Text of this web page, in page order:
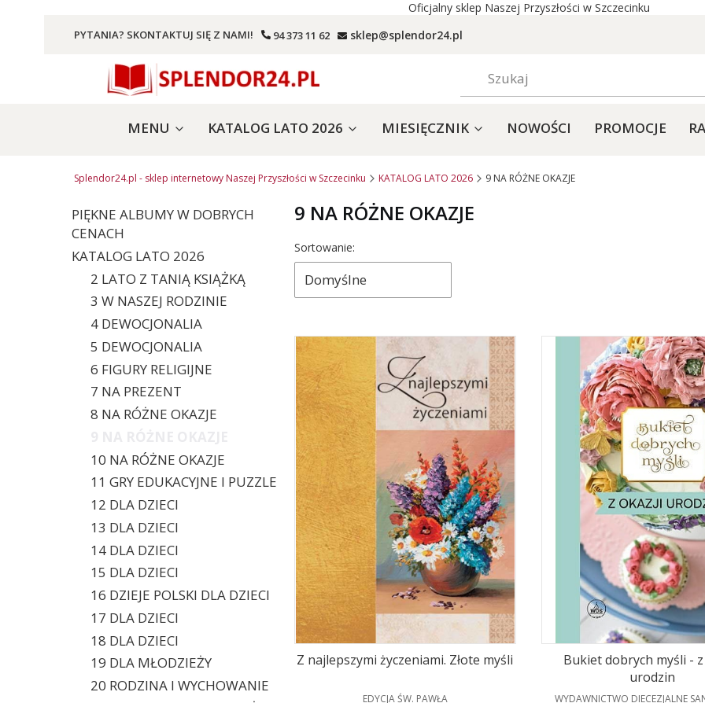
Oficjalny sklep Naszej Przyszłości w Szczecinku
PYTANIA? SKONTAKTUJ SIĘ Z NAMI! 94 373 11 62 sklep@splendor24.pl
MENU KATALOG LATO 2026 MIESIĘCZNIK NOWOŚCI PROMOCJE
Splendor24.pl - sklep internetowy Naszej Przyszłości w Szczecinku KATALOG LATO 2026 9 NA RÓŻNE OKAZJE
PIĘKNE ALBUMY W DOBRYCH
CENACH
KATALOG LATO 2026
2 LATO Z TANIĄ KSIĄŻKĄ
3 W NASZEJ RODZINIE
4 DEWOCJONALIA
5 DEWOCJONALIA
6 FIGURY RELIGIJNE
7 NA PREZENT
8 NA RÓŻNE OKAZJE
10 NA RÓŻNE OKAZJE
11 GRY EDUKACYJNE I PUZZLE
12 DLA DZIECI
13 DLA DZIECI
14 DLA DZIECI
15 DLA DZIECI
16 DZIEJE POLSKI DLA DZIECI
17 DLA DZIECI
18 DLA DZIECI
19 DLA MŁODZIEŻY
20 RODZINA I WYCHOWANIE
9 NA RÓŻNE OKAZJE
Lista produktów
Sortowanie:
Domyślne
Z najlepszymi życzeniami. Złote myśli
PRODUCENT
EDYCJA ŚW. PAWŁA
Bukiet dobrych myśli -
urodzin
PRODUCENT
WYDAWNICTWO DIECEZJALNE